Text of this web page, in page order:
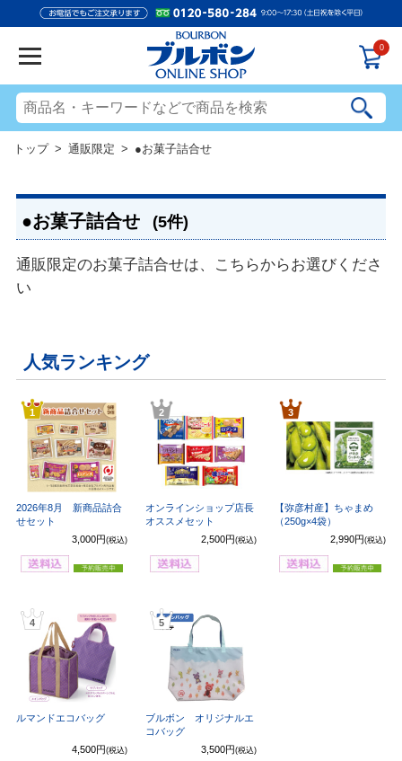
0
トップ> 通販限定 > ●お菓子詰合せ
●お菓子詰合せ (5件)
通販限定のお菓子詰合せは、こちらからお選びくださ
い
人気ランキング
1
2026年8月 新商品詰合
せセット
3,000円 (税込)
2
オンラインショップ店長
オススメセット
2,500円 (税込)
3
【弥彦村産】ちゃまめ
（250g×4袋）
2,990円(税込)
4
ルマンドエコバッグ
4,500円 (税込)
5
ブルボン オリジナルエ
コバッグ
3,500円 (税込)